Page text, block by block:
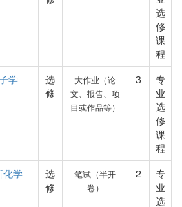
选
修
课
程
学
选
修
大作业（论
文、报告、项
目或作品等）
3
专
业
选
修
课
程
化学
选
修
笔试（半开
卷）
2
专
业
选